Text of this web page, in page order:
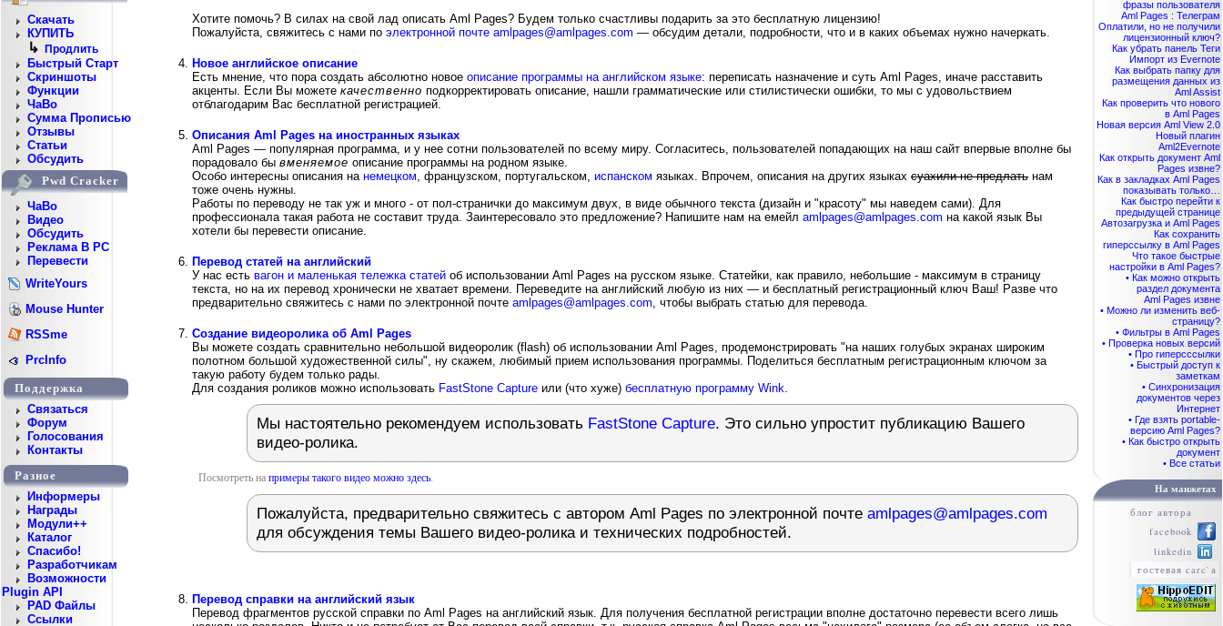
Скачать
КУПИТЬ
↳ Продлить
Быстрый Старт
Скриншоты
Функции
ЧаВо
Сумма Прописью
Отзывы
Статьи
Обсудить
Pwd Cracker
ЧаВо
Видео
Обсудить
Реклама В PC
Перевести
WriteYours
Mouse Hunter
RSSme
PrcInfo
Поддержка
Cвязаться
Форум
Голосования
Контакты
Разное
Информеры
Награды
Модули++
Каталог
Спасибо!
Разработчикам
Возможности
Plugin API
PAD Файлы
Ссылки
Хотите помочь? В силах на свой лад описать Aml Pages? Будем только счастливы подарить за это бесплатную лицензию!
Пожалуйста, свяжитесь с нами по электронной почте amlpages@amlpages.com — обсудим детали, подробности, что и в каких объемах нужно начеркать.
Новое английское описание
Есть мнение, что пора создать абсолютно новое описание программы на английском языке: переписать назначение и суть Aml Pages, иначе расставить
акценты. Если Вы можете качественно подкорректировать описание, нашли грамматические или стилистически ошибки, то мы с удовольствием
отблагодарим Вас бесплатной регистрацией.
Описания Aml Pages на иностранных языках
Aml Pages — популярная программа, и у нее сотни пользователей по всему миру. Согласитесь, пользователей попадающих на наш сайт впервые вполне бы
порадовало бы вменяемое описание программы на родном языке.
Особо интересны описания на немецком, французском, португальском, испанском языках. Впрочем, описания на других языках суахили не предлать нам
тоже очень нужны.
Работы по переводу не так уж и много - от пол-странички до максимум двух, в виде обычного текста (дизайн и "красоту" мы наведем сами). Для
профессионала такая работа не составит труда. Заинтересовало это предложение? Напишите нам на емейл amlpages@amlpages.com на какой язык Вы
хотели бы перевести описание.
Перевод статей на английский
У нас есть вагон и маленькая тележка статей об использовании Aml Pages на русском языке. Статейки, как правило, небольшие - максимум в страницу
текста, но на их перевод хронически не хватает времени. Переведите на английский любую из них — и бесплатный регистрационный ключ Ваш! Разве что
предварительно свяжитесь с нами по электронной почте amlpages@amlpages.com, чтобы выбрать статью для перевода.
Создание видеоролика об Aml Pages
Вы можете создать сравнительно небольшой видеоролик (flash) об использовании Aml Pages, продемонстрировать "на наших голубых экранах широким
полотном большой художественной силы", ну скажем, любимый прием использования программы. Поделиться бесплатным регистрационным ключом за
такую работу будем только рады.
Для создания роликов можно использовать FastStone Capture или (что хуже) бесплатную программу Wink.
Мы настоятельно рекомендуем использовать FastStone Capture. Это сильно упростит публикацию Вашего
видео-ролика.
Посмотреть на примеры такого видео можно здесь.
Пожалуйста, предварительно свяжитесь с автором Aml Pages по электронной почте amlpages@amlpages.com
для обсуждения темы Вашего видео-ролика и технических подробностей.
Перевод справки на английский язык
Перевод фрагментов русской справки по Aml Pages на английский язык. Для получения бесплатной регистрации вполне достаточно перевести всего лишь
фразы пользователя
Aml Pages : Телеграм
Оплатили, но не получили
лицензионный ключ?
Как убрать панель Теги
Импорт из Evernote
Как выбрать папку для
размещения данных из
Aml Assist
Как проверить что нового
в Aml Pages
Новая версия Aml View 2.0
Новый плагин
Aml2Evernote
Как открыть документ Aml
Pages извне?
Как в закладках Aml Pages
показывать только…
Как быстро перейти к
предыдущей странице
Автозагрузка и Aml Pages
Как сохранить
гиперссылку в Aml Pages
Что такое быстрые
настройки в Aml Pages?
• Как можно открыть
раздел документа
Aml Pages извне
• Можно ли изменить веб-
страницу?
• Фильтры в Aml Pages
• Проверка новых версий
• Про гиперсссылки
• Быстрый доступ к
заметкам
• Синхронизация
документов через
Интернет
• Где взять portable-
версию Aml Pages?
• Как быстро открыть
документ
• Все статьи
На манжетах
блог автора
facebook
linkedin
гостевая carc`а